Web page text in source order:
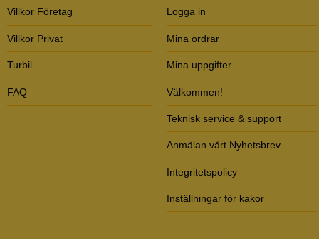
Villkor Företag
Villkor Privat
Turbil
FAQ
Logga in
Mina ordrar
Mina uppgifter
Välkommen!
Teknisk service & support
Anmälan vårt Nyhetsbrev
Integritetspolicy
Inställningar för kakor